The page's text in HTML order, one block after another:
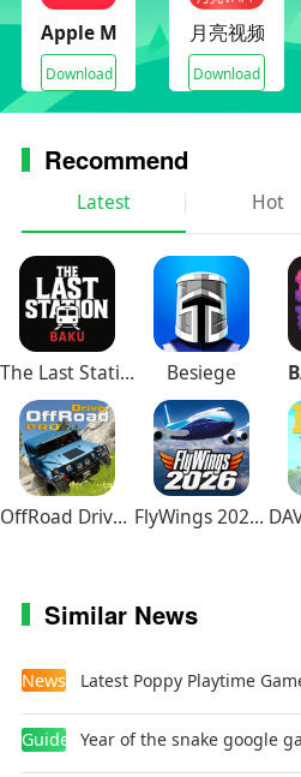
Apple Music(Premium
Download
月亮视频
Download
Recommend
Latest Hot
The Last Station – Baku Besiege
OffRoad Drive Pro FlyWings 2026 Flight Simulator
Similar News
News Latest Poppy Playtime
Guides Year of the snake google